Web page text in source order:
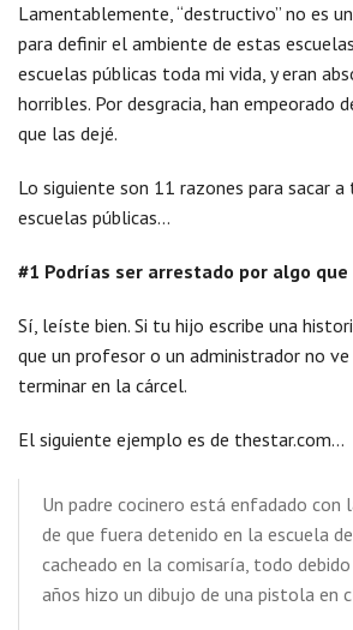
Lamentablemente, “destructivo” no es
para definir el ambiente de estas
escuelas públicas toda mi vida, y eran
horribles. Por desgracia, han empeorado
que las dejé.
Lo siguiente son 11 razones para sacar
escuelas públicas…
#1 Podrías ser arrestado por algo
Sí, leíste bien. Si tu hijo escribe una
que un profesor o un administrador no
terminar en la cárcel.
El siguiente ejemplo es de thestar.com…
Un padre cocinero está enfadado con
de que fuera detenido en la escuela
cacheado en la comisaría, todo
años hizo un dibujo de una pistola en